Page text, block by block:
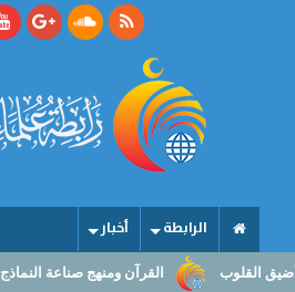
الرابطة أخبار
القرآن ومنهج صناعة النماذج الحضارية